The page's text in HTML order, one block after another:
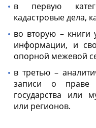
в первую
кадастровые дела,
во вторую – книги
информации, и
опорной межевой
в третью –
записи о праве
государства или
или регионов.